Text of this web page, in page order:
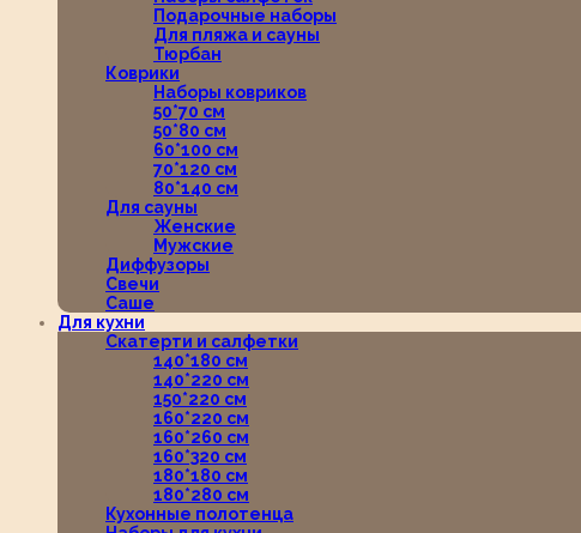
Подарочные наборы
Для пляжа и сауны
Тюрбан
Коврики
Наборы ковриков
50*70 см
50*80 см
60*100 см
70*120 см
80*140 см
Для сауны
Женские
Мужские
Диффузоры
Свечи
Саше
Для кухни
Скатерти и салфетки
140*180 см
140*220 см
150*220 см
160*220 см
160*260 см
160*320 см
180*180 см
180*280 см
Кухонные полотенца